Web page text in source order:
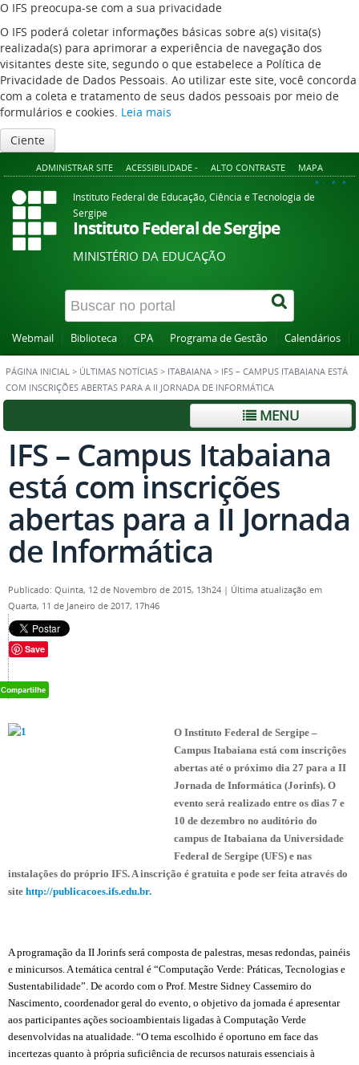
O IFS preocupa-se com a sua privacidade
O IFS poderá coletar informações básicas sobre a(s) visita(s)
realizada(s) para aprimorar a experiência de navegação dos
visitantes deste site, segundo o que estabelece a Política de
Privacidade de Dados Pessoais. Ao utilizar este site, você concorda
com a coleta e tratamento de seus dados pessoais por meio de
formulários e cookies. Leia mais
Ciente
ADMINISTRAR SITE ACESSIBILIDADE - ALTO CONTRASTE MAPA
A+ A A-
Instituto Federal de Educação, Ciência e Tecnologia de
Sergipe
Instituto Federal de Sergipe
MINISTÉRIO DA EDUCAÇÃO
Webmail Biblioteca CPA Programa de Gestão Calendários
PÁGINA INICIAL > ÚLTIMAS NOTÍCIAS > ITABAIANA > IFS – CAMPUS ITABAIANA ESTÁ
COM INSCRIÇÕES ABERTAS PARA A II JORNADA DE INFORMÁTICA
MENU
IFS – Campus Itabaiana
está com inscrições
abertas para a II Jornada
de Informática
Publicado: Quinta, 12 de Novembro de 2015, 13h24 | Última atualização em
Quarta, 11 de Janeiro de 2017, 17h46
Save
O Instituto Federal de Sergipe –
Campus Itabaiana está com inscrições
abertas até o próximo dia 27 para a II
Jornada de Informática (Jorinfs). O
evento será realizado entre os dias 7 e
10 de dezembro no auditório do
campus de Itabaiana da Universidade
Federal de Sergipe (UFS) e nas
instalações do próprio IFS. A inscrição é gratuita e pode ser feita através do
site http://publicacoes.ifs.edu.br.
A programação da II Jorinfs será composta de palestras, mesas redondas, painéis
e minicursos. A temática central é “Computação Verde: Práticas, Tecnologias e
Sustentabilidade”. De acordo com o Prof. Mestre Sidney Cassemiro do
Nascimento, coordenador geral do evento, o objetivo da jornada é apresentar
aos participantes ações socioambientais ligadas à Computação Verde
desenvolvidas na atualidade. “O tema escolhido é oportuno em face das
incertezas quanto à própria suficiência de recursos naturais essenciais à